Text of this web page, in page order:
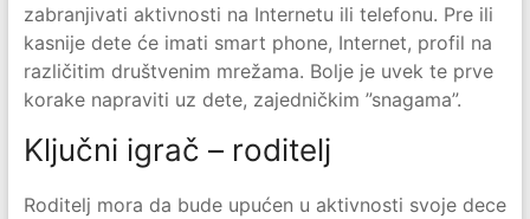
zabranjivati aktivnosti na Internetu ili telefonu. Pre ili
kasnije dete će imati smart phone, Internet, profil na
različitim društvenim mrežama. Bolje je uvek te prve
korake napraviti uz dete, zajedničkim ”snagama”.
Ključni igrač – roditelj
Roditelj mora da bude upućen u aktivnosti svoje dece